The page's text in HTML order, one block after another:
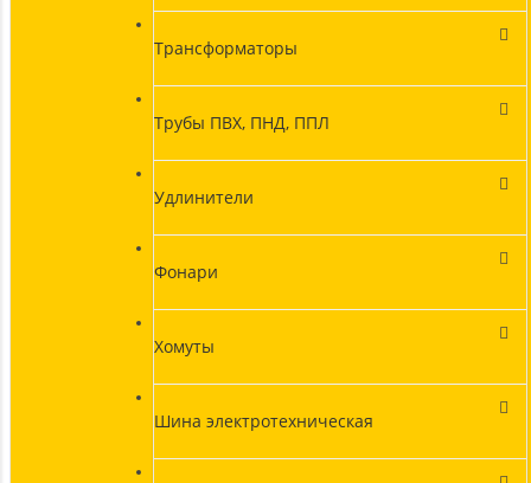
Трансформаторы
Трубы ПВХ, ПНД, ППЛ
Удлинители
Фонари
Хомуты
Шина электротехническая